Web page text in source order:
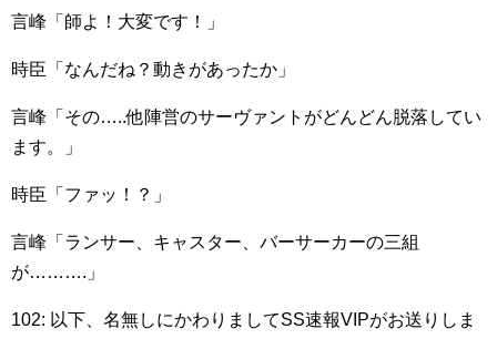
言峰「師よ！大変です！」
時臣「なんだね？動きがあったか」
言峰「その…..他陣営のサーヴァントがどんどん脱落してい
ます。」
時臣「ファッ！？」
言峰「ランサー、キャスター、バーサーカーの三組
が……….」
102: 以下、名無しにかわりましてSS速報VIPがお送りしま